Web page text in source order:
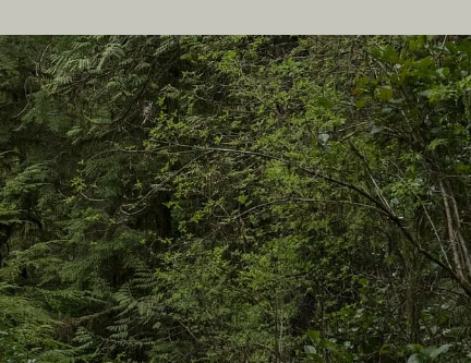
Auf dieser Website
Reisevorschläge
Praktische Tipps
Zwei Länder, Eine Reise